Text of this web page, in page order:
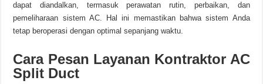
dapat diandalkan, termasuk perawatan rutin, perbaikan, dan
pemeliharaan sistem AC. Hal ini memastikan bahwa sistem Anda
tetap beroperasi dengan optimal sepanjang waktu.
Cara Pesan Layanan Kontraktor AC
Split Duct